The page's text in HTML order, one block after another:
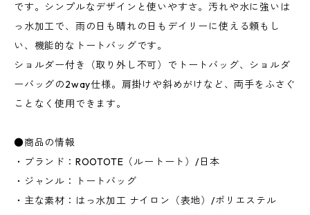
です。シンプルなデザインと使いやすさ。汚れや水に強いは
っ水加工で、雨の日も晴れの日もデイリーに使える頼もし
い、機能的なトートバッグです。
ショルダー付き（取り外し不可）でトートバッグ、ショルダ
ーバッグの2way仕様。肩掛けや斜めがけなど、両手をふさぐ
ことなく使用できます。
●商品の情報
・ブランド：ROOTOTE（ルートート）/日本
・ジャンル：トートバッグ
・主な素材：はっ水加工 ナイロン（表地）/ポリエステル